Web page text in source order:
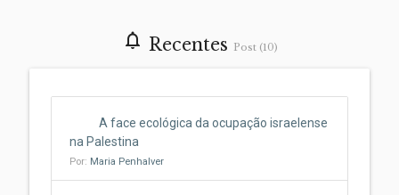
notifications_none Recentes Post (10)
A face ecológica da ocupação israelense
na Palestina
Por: Maria Penhalver